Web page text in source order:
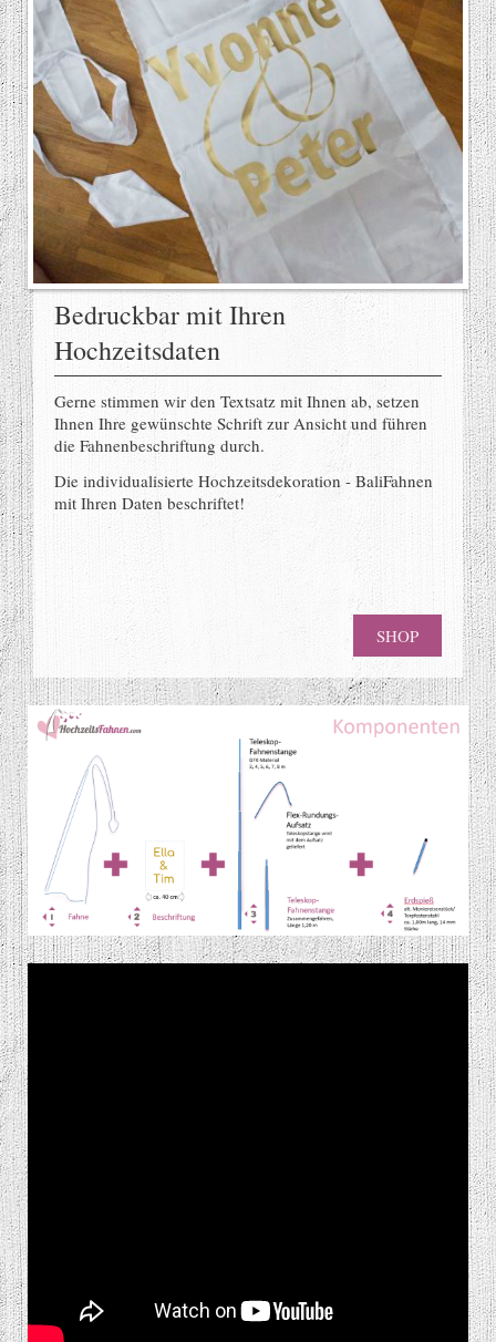
Bedruckbar mit Ihren
Hochzeitsdaten
Gerne stimmen wir den Textsatz mit Ihnen ab, setzen
Ihnen Ihre gewünschte Schrift zur Ansicht und führen
die Fahnenbeschriftung durch.
Die individualisierte Hochzeitsdekoration - BaliFahnen
mit Ihren Daten beschriftet!
SHOP